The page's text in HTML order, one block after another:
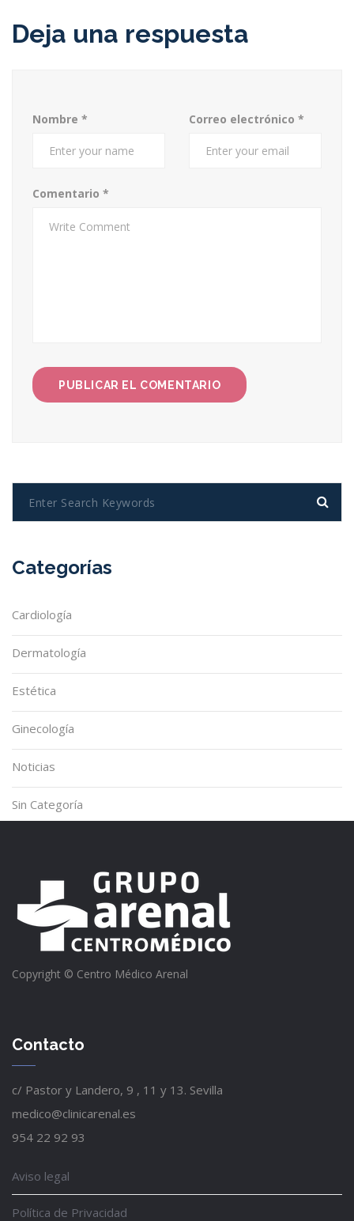
Deja una respuesta
Nombre * Correo electrónico *
Comentario *
Categorías
Cardiología
Dermatología
Estética
Ginecología
Noticias
Sin Categoría
Copyright © Centro Médico Arenal
Contacto
c/ Pastor y Landero, 9 , 11 y 13. Sevilla
medico@clinicarenal.es
954 22 92 93
Aviso legal
Política de Privacidad